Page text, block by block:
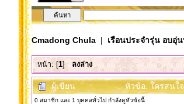
Cmadong Chula| เรือนประจำรุ่น อบอุ่
หน้า: [1] ลงล่าง
ผู้เขียน หัวข้อ: ใครสนใ
0 สมาชิก และ 1 บุคคลทั่วไป กำลังดูหัวข้อนี้